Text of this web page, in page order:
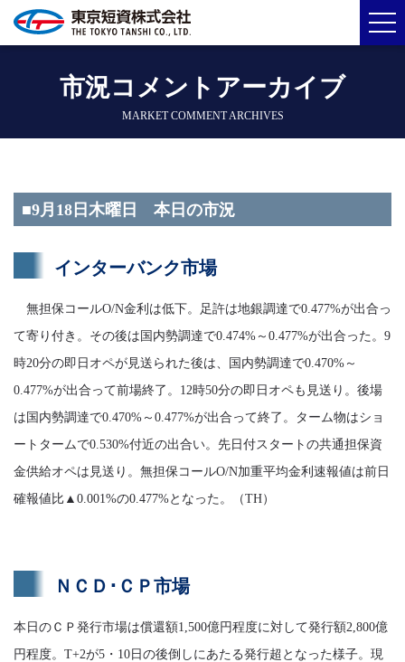
市況コメントアーカイブ
MARKET COMMENT ARCHIVES
■9月18日木曜日 本日の市況
インターバンク市場
無担保コールO/N金利は低下。足許は地銀調達で0.477%が出合っ
て寄り付き。その後は国内勢調達で0.474%～0.477%が出合った。9
時20分の即日オペが見送られた後は、国内勢調達で0.470%～
0.477%が出合って前場終了。12時50分の即日オペも見送り。後場
は国内勢調達で0.470%～0.477%が出合って終了。ターム物はショ
ートタームで0.530%付近の出合い。先日付スタートの共通担保資
金供給オペは見送り。無担保コールO/N加重平均金利速報値は前日
確報値比▲0.001%の0.477%となった。（TH）
ＮＣＤ･ＣＰ市場
本日のＣＰ発行市場は償還額1,500億円程度に対して発行額2,800億
円程度。T+2が5・10日の後倒しにあたる発行超となった様子。現